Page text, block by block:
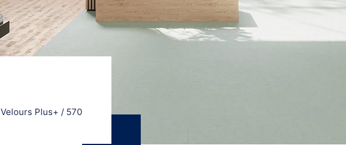
Velours Plus+ / 570